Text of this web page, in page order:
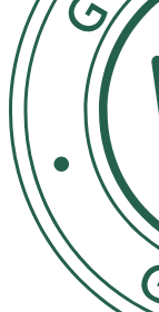
Officinalis
(Hops) Extract ·
Chloride ·
Benzoate ·
Citric Acid ·
Benzyl Alcohol ·
Benzoate ·
47005 · CI 42090